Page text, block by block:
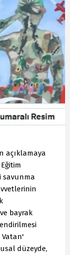
açıklamaya
savunma
bayrak
Vatan'
düzeyde,